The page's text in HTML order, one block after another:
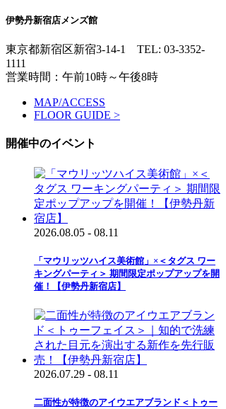
伊勢丹新宿店メンズ館
東京都新宿区新宿3-14-1 TEL: 03-3352-
1111
営業時間：午前10時～午後8時
MAP/ACCESS
FLOOR GUIDE >
開催中のイベント
2026.08.05 - 08.11
「マウリッツハイス美術館」×＜タグス ワー
キングパーティ＞ 期間限定ポップアップを開
催！【伊勢丹新宿店】
2026.07.29 - 08.11
二面性が特徴のアイウエアブランド＜トゥー